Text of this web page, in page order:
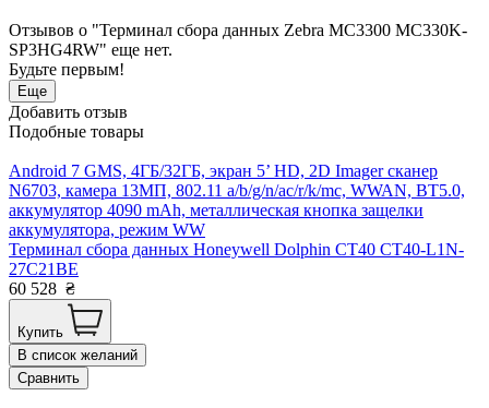
Отзывов о "Терминал сбора данных Zebra MC3300 MC330K-
SP3HG4RW" еще нет.
Будьте первым!
Еще
Добавить отзыв
Подобные товары
Android 7 GMS, 4ГБ/32ГБ, экран 5’ HD, 2D Imager сканер
N6703, камера 13МП, 802.11 a/b/g/n/ac/r/k/mc, WWAN, BT5.0,
аккумулятор 4090 mAh, металлическая кнопка защелки
аккумулятора, режим WW
Терминал сбора данных Honeywell Dolphin CT40 CT40-L1N-
27C21BE
60 528 ₴
Купить
В список желаний
Сравнить